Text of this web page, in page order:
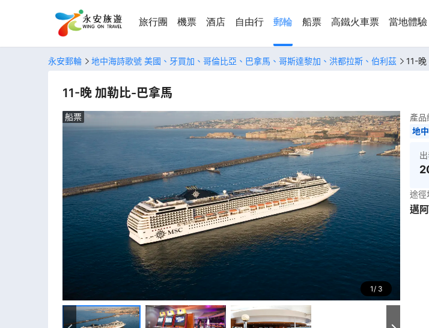
旅行團 機票 酒店 自由行 郵輪 船票 高鐵火車票 當地體驗
永安郵輪 地中海詩歌號 美國、牙買加、哥倫比亞、巴拿馬、哥斯達黎加、洪都拉斯、伯利茲 11-晚
11-晚 加勒比-巴拿馬
1 3
船票 產品
地
途徑
邁